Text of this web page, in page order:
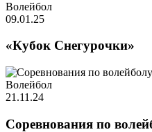
Волейбол
09.01.25
«Кубок Снегурочки»
Волейбол
21.11.24
Соревнования по